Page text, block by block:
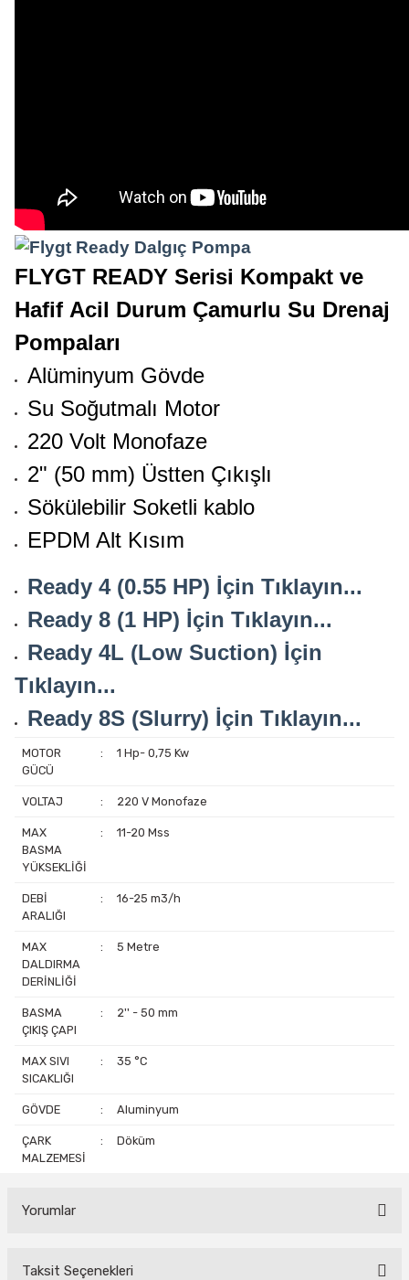
FLYGT READY Serisi Kompakt ve
Hafif Acil Durum Çamurlu Su Drenaj
Pompaları
Alüminyum Gövde
Su Soğutmalı Motor
220 Volt Monofaze
2" (50 mm) Üstten Çıkışlı
Sökülebilir Soketli kablo
EPDM Alt Kısım
Ready 4 (0.55 HP) İçin Tıklayın...
Ready 8 (1 HP) İçin Tıklayın...
Ready 4L (Low Suction) İçin
Tıklayın...
Ready 8S (Slurry) İçin Tıklayın...
MOTOR
GÜCÜ
: 1 Hp- 0,75 Kw
VOLTAJ : 220 V Monofaze
MAX
BASMA
YÜKSEKLİĞİ
: 11-20 Mss
DEBİ
ARALIĞI
: 16-25 m3/h
MAX
DALDIRMA
DERİNLİĞİ
: 5 Metre
BASMA
ÇIKIŞ ÇAPI
: 2'' - 50 mm
MAX SIVI
SICAKLIĞI
: 35 °C
GÖVDE : Aluminyum
ÇARK
MALZEMESİ
: Döküm
Yorumlar
Bu ürüne ilk yorumu siz yapın!
Taksit Seçenekleri